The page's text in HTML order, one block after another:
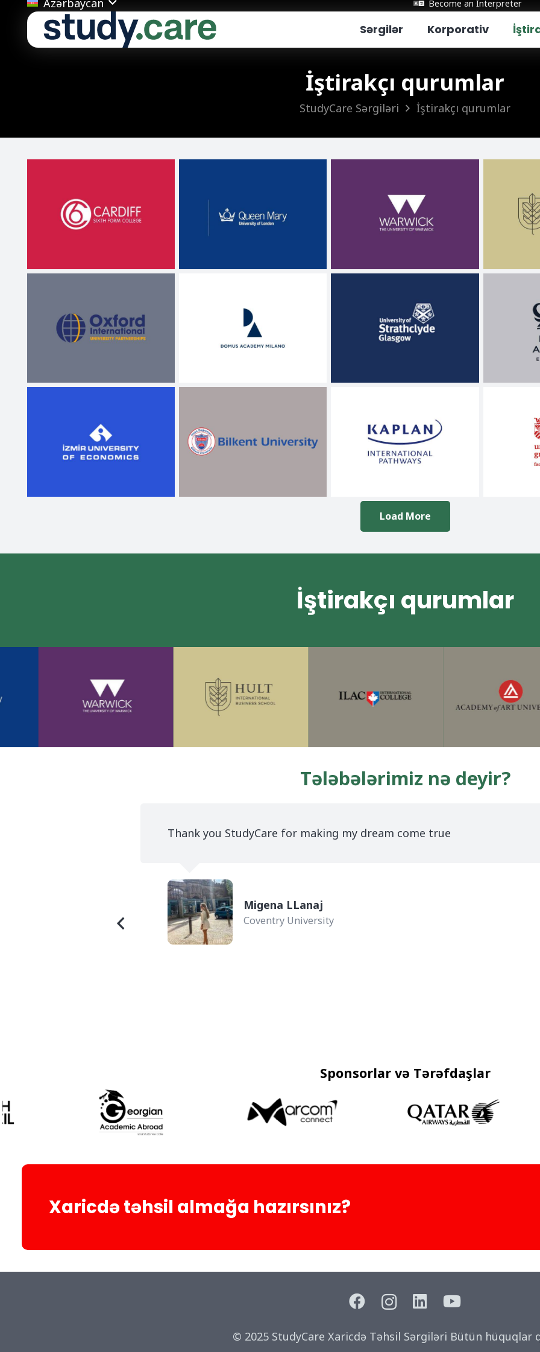
Azərbaycan Become an Interpreter
Sərgilər Korporativ
İştirakçı qurumlar
StudyCare Sərgiləri İştirakçı qurumlar
Load More
İştirakçı qurumlar
Tələbələrimiz nə deyir?
Thank you StudyCare for making my dream come true
Migena LLanaj
Coventry University
Sponsorlar və Tərəfdaşlar
Xaricdə təhsil almağa hazırsınız?
© 2025 StudyCare Xaricdə Təhsil Sərgiləri Bütün hüquqlar